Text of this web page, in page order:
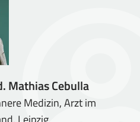
Mathias Cebulla
Medizin, Arzt im